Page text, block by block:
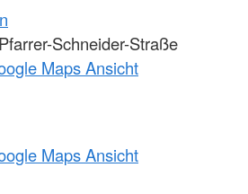
Schneider-Straße
Maps Ansicht
Maps Ansicht